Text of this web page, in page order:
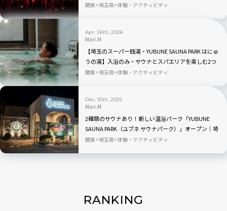
関東 埼玉県 体験・アクティビティ
Apr. 26th, 2026
Mari.M
【埼玉のスーパー銭湯・YUBUNE SAUNA PARK はにゅ
うの湯】入浴のみ・サウナとスパエリアを楽しむ2つ
の料金プランが登場
関東 埼玉県 体験・アクティビティ
Dec. 10th, 2025
Mari.M
2種類のサウナあり！新しい温浴パーク「YUBUNE
SAUNA PARK（ユブネ サウナパーク）」オープン｜埼
玉・イオンモール羽生
関東 埼玉県 体験・アクティビティ
RANKING